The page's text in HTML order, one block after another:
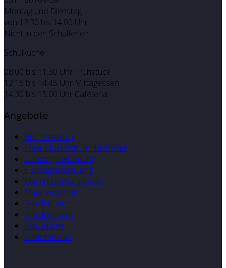
Montag und Dienstag
von 12:30 bis 14:00 Uhr
Nicht in den Schulferien
Schulküche
08:00 bis 11:30 Uhr Frühstück
12:15 bis 14:45 Uhr Mittagessen
14.30 bis 15.00 Uhr Caféteria
Angebote
Buchhandlung
Freie Musikschule Hannover
Ganztagsbetreuung
Halbtagsbetreuung
Nachmittagsangebote
Naturwerkstatt
Schülerladen
Schulbücherei
Schulküche
Schwimmbad